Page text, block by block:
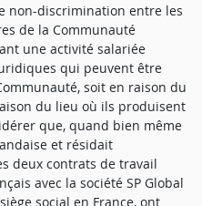
non-discrimination entre les
de la Communauté
une activité salariée
qui peuvent être
soit en raison du
du lieu où ils produisent
que, quand bien même
et résidait
deux contrats de travail
avec la société SP Global
social en France, ont